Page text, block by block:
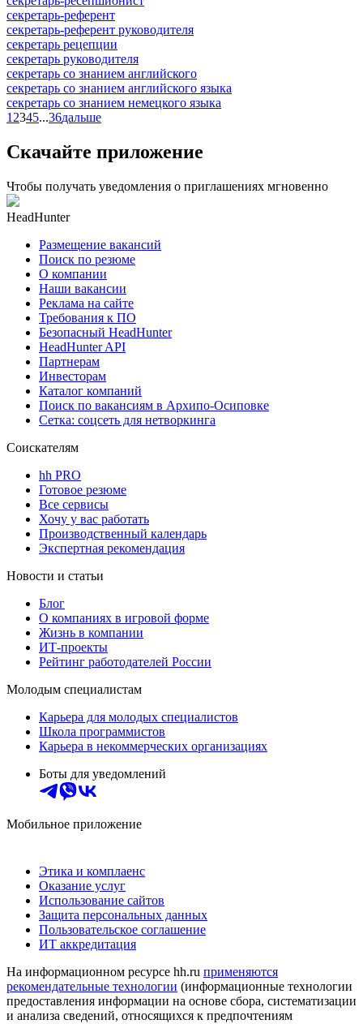
секретарь-референт
секретарь-референт руководителя
секретарь рецепции
секретарь руководителя
секретарь со знанием английского
секретарь со знанием английского языка
секретарь со знанием немецкого языка
1 2345...36дальше
Скачайте приложение
Чтобы получать уведомления о приглашениях мгновенно
HeadHunter
Размещение вакансий
Поиск по резюме
О компании
Наши вакансии
Реклама на сайте
Требования к ПО
Безопасный HeadHunter
HeadHunter API
Партнерам
Инвесторам
Каталог компаний
Поиск по вакансиям в Архипо-Осиповке
Сетка: соцсеть для нетворкинга
Соискателям
hh PRO
Готовое резюме
Все сервисы
Хочу у вас работать
Производственный календарь
Экспертная рекомендация
Новости и статьи
Блог
О компаниях в игровой форме
Жизнь в компании
ИТ-проекты
Рейтинг работодателей России
Молодым специалистам
Карьера для молодых специалистов
Школа программистов
Карьера в некоммерческих организациях
Боты для уведомлений
Мобильное приложение
Этика и комплаенс
Оказание услуг
Использование сайтов
Защита персональных данных
Пользовательское соглашение
ИТ аккредитация
На информационном ресурсе hh.ru применяются
рекомендательные технологии (информационные технологии
предоставления информации на основе сбора, систематизации
и анализа сведений, относящихся к предпочтениям